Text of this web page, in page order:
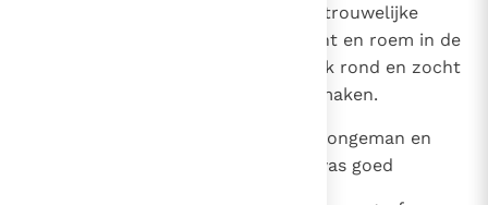
onuitputtelijke rijkdom, in de vertrouwelijke
omgang met haar een juist inzicht en roem in de
gesprekken met haar, toen ging ik rond en zocht
ik, hoe ik haar tot de mijne kon maken.
Ik was een mooie, welgevormde jongeman en
ook de ziel die ik gekregen had was goed